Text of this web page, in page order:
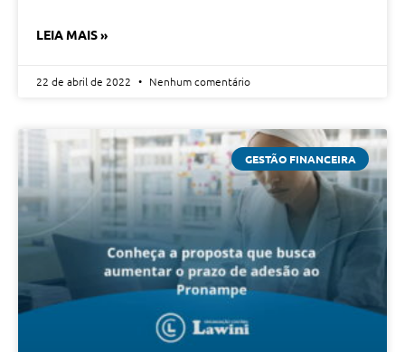
LEIA MAIS »
22 de abril de 2022 Nenhum comentário
GESTÃO FINANCEIRA